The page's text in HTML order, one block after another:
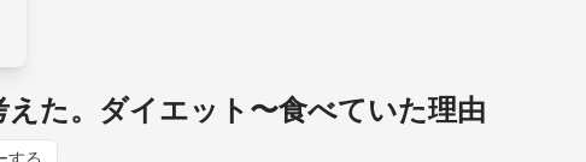
た。ダイエット〜食べていた理由